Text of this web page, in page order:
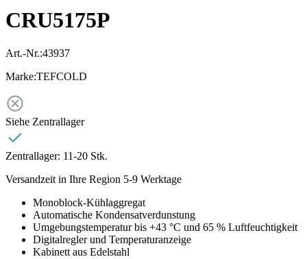
CRU5175P
Art.-Nr.:43937
Marke:TEFCOLD
Siehe Zentrallager
Zentrallager: 11-20 Stk.
Versandzeit in Ihre Region 5-9 Werktage
Monoblock-Kühlaggregat
Automatische Kondensatverdunstung
Umgebungstemperatur bis +43 °C und 65 % Luftfeuchtigkeit
Digitalregler und Temperaturanzeige
Kabinett aus Edelstahl